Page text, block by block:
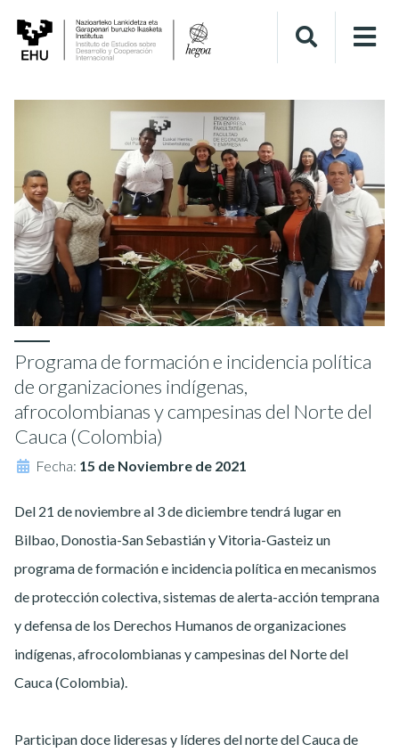
Programa de formación e incidencia política
de organizaciones indígenas,
afrocolombianas y campesinas del Norte del
Cauca (Colombia)
Fecha: 15 de Noviembre de 2021
Del 21 de noviembre al 3 de diciembre tendrá lugar en
Bilbao, Donostia-San Sebastián y Vitoria-Gasteiz un
programa de formación e incidencia política en mecanismos
de protección colectiva, sistemas de alerta-acción temprana
y defensa de los Derechos Humanos de organizaciones
indígenas, afrocolombianas y campesinas del Norte del
Cauca (Colombia).
Participan doce lideresas y líderes del norte del Cauca de